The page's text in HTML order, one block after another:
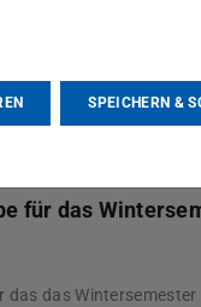
für das
das das
SPEICHERN &